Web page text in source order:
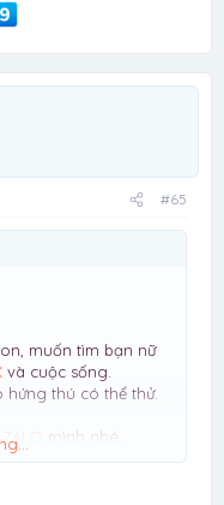
#65
muốn tìm bạn nữ
và cuộc sống.
hứng thú có thể thử.
ZALO mình nhé.
vui lòng đừng liên